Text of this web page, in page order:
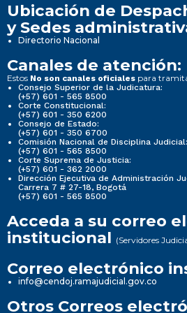
Ubicación de
y Sedes
Directorio Nacional
Canales de atención:
Estos No son canales oficiales para
Consejo Superior de la Judicatura:
(+57) 601 - 565 8500
Corte Constitucional:
(+57) 601 - 350 6200
Consejo de Estado:
(+57) 601 - 350 6700
Comisión Nacional de Disciplina Judicial:
(+57) 601 - 565 8500
Corte Suprema de Justicia:
(+57) 601 - 362 2000
Dirección Ejecutiva de Administración
Carrera 7 # 27-18, Bogotá
(+57) 601 - 565 8500
Acceda a su correo
institucional (Servidores
Correo electrónico
info@cendoj.ramajudicial.gov.co
Otros Correos